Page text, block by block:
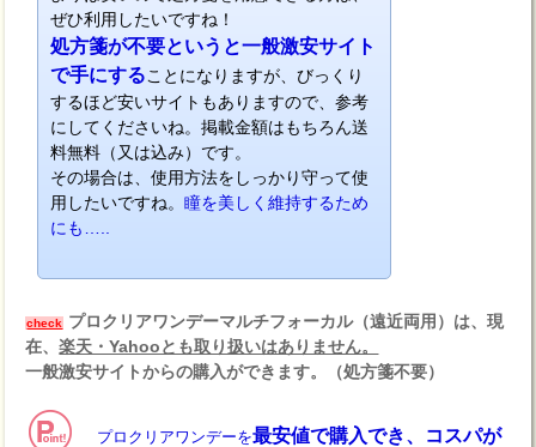
ぜひ利用したいですね！
処方箋が不要というと一般激安サイト
で手にすることになりますが、びっくり
するほど安いサイトもありますので、参考
にしてくださいね。掲載金額はもちろん送
料無料（又は込み）です。
その場合は、使用方法をしっかり守って使
用したいですね。瞳を美しく維持するため
にも…..
check
プロクリアワンデーマルチフォーカル（遠近両用）は、現
在、楽天・Yahooとも取り扱いはありません。
一般激安サイトからの購入ができます。（処方箋不要）
プロクリアワンデーを最安値で購入でき、コスパが